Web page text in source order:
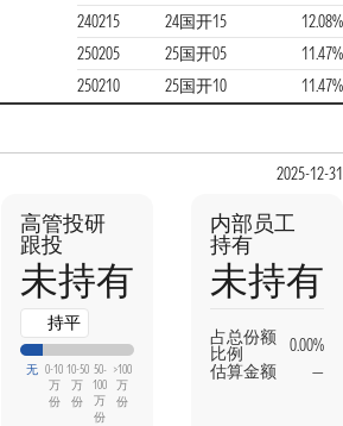
240215
24国开15
12.08%
250205
25国开05
11.47%
250210
25国开10 11.47%
2025-12-31
高管投研
跟投
未持有
持平
无 0-10
万
份
10-50
万
份
50-
100
万
份
>100
万
份
内部员工
持有
未持有
占总份额
比例
0.00%
估算金额
—